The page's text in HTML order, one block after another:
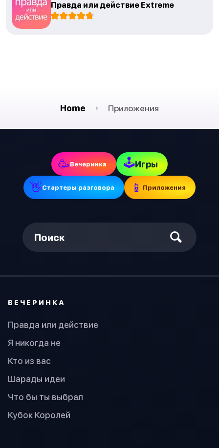
Правда или действие Extreme
Home Приложения
🥳Вечеринка 🕹Игры
👋Стартеры разговора 📱 Приложения
Поиск
ВЕЧЕРИНКА
Правда или действие
Я никогда не
Кто из вас
Шарады идеи
Что бы ты выбрал
Кубок Королей